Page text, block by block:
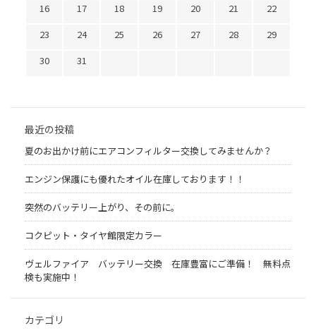
16
17 18 19 20 21
22
23
24 25 26 27 28
29
30
31
最近の投稿
夏のお出かけ前にエアコンフィルター交換してみませんか？
エンジン保護にも優れたオイル在庫しております！！
突然のバッテリー上がり、その前に。
コクピット・タイヤ館限定カラー
ヴェルファイア バッテリー交換 在庫豊富にご準備！ 無料点
検も実施中！
カテゴリ